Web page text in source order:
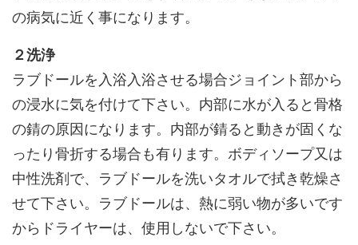
の病気に近く事になります。
２洗浄
ラブドールを入浴入浴させる場合ジョイント部から
の浸水に気を付けて下さい。内部に水が入ると骨格
の錆の原因になります。内部が錆ると動きが固くな
ったり骨折する場合も有ります。ボディソープ又は
中性洗剤で、ラブドールを洗いタオルで拭き乾燥さ
せて下さい。ラブドールは、熱に弱い物が多いです
からドライヤーは、使用しないで下さい。